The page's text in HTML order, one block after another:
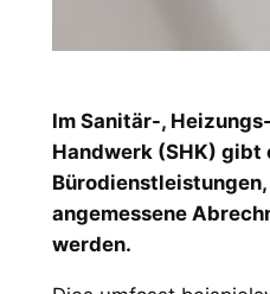
Im Sanitär-,
Handwerk (SHK) gibt
angemessene
werden.